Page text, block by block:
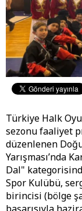
Türkiye Halk
sezonu faaliyet
düzenlenen
Yarışması’nda
Dal"
Spor Kulübü,
birincisi (bölge